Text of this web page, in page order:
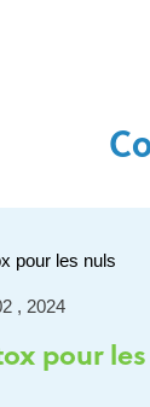
, 2024
pour